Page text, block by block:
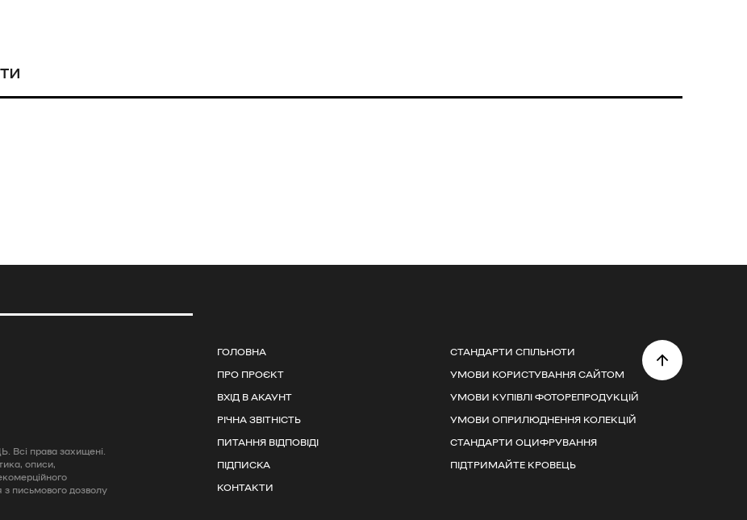
Всі права захищені.
описи,
письмового дозволу
ГОЛОВНА
СТАНДАРТИ СПІЛЬНОТИ
ПРО ПРОЄКТ
УМОВИ КОРИСТУВАННЯ САЙТОМ
ВХІД В АКАУНТ
УМОВИ КУПІВЛІ ФОТОРЕПРОДУКЦІЙ
РІЧНА ЗВІТНІСТЬ
УМОВИ ОПРИЛЮДНЕННЯ КОЛЕКЦІЙ
ПИТАННЯ ВІДПОВІДІ
СТАНДАРТИ ОЦИФРУВАННЯ
ПІДПИСКА
ПІДТРИМАЙТЕ КРОВЕЦЬ
КОНТАКТИ